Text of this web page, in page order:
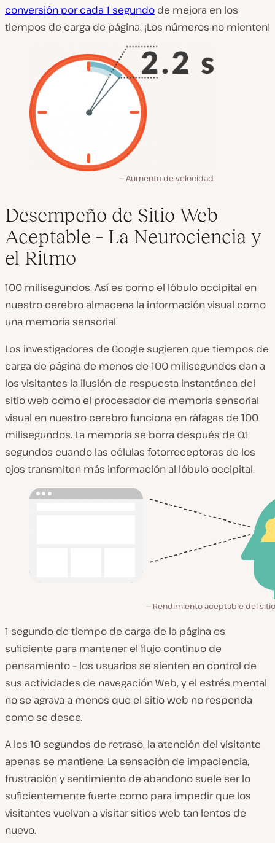
conversión por cada 1 segundo de mejora en los
tiempos de carga de página. ¡Los números no mienten!
Aumento de velocidad
Desempeño de Sitio Web
Aceptable – La Neurociencia y
el Ritmo
100 milisegundos. Así es como el lóbulo occipital en
nuestro cerebro almacena la información visual como
una memoria sensorial.
Los investigadores de Google sugieren que tiempos de
carga de página de menos de 100 milisegundos dan a
los visitantes la ilusión de respuesta instantánea del
sitio web como el procesador de memoria sensorial
visual en nuestro cerebro funciona en ráfagas de 100
milisegundos. La memoria se borra después de 0.1
segundos cuando las células fotorreceptoras de los
ojos transmiten más información al lóbulo occipital.
Rendimiento aceptable del
1 segundo de tiempo de carga de la página es
suficiente para mantener el flujo continuo de
pensamiento – los usuarios se sienten en control de
sus actividades de navegación Web, y el estrés mental
no se agrava a menos que el sitio web no responda
como se desee.
A los 10 segundos de retraso, la atención del visitante
apenas se mantiene. La sensación de impaciencia,
frustración y sentimiento de abandono suele ser lo
suficientemente fuerte como para impedir que los
visitantes vuelvan a visitar sitios web tan lentos de
nuevo.